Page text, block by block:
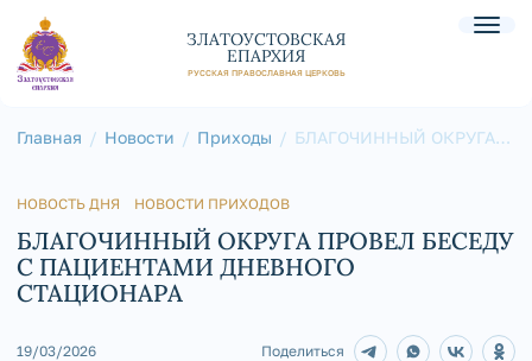
ЗЛАТОУСТОВСКАЯ
ЕПАРХИЯ
РУССКАЯ ПРАВОСЛАВНАЯ ЦЕРКОВЬ
Главная Новости Приходы
БЛАГОЧИННЫЙ ОКРУГА
НОВОСТЬ ДНЯ НОВОСТИ ПРИХОДОВ
БЛАГОЧИННЫЙ ОКРУГА ПРОВЕЛ БЕСЕДУ
С ПАЦИЕНТАМИ ДНЕВНОГО
СТАЦИОНАРА
19/03/2026 Поделиться